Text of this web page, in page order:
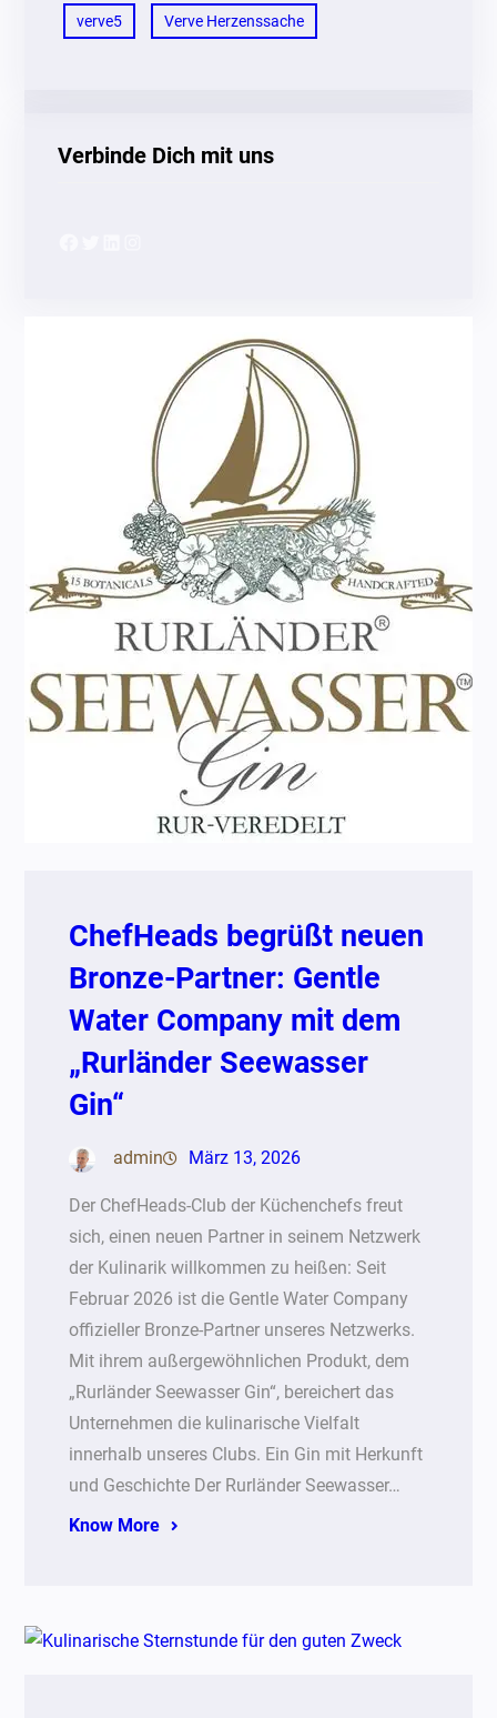
verve5 Verve Herzenssache
Verbinde Dich mit uns
ChefHeads begrüßt neuen
Bronze-Partner: Gentle
Water Company mit dem
„Rurländer Seewasser
Gin“
admin März 13, 2026
Der ChefHeads-Club der Küchenchefs freut
sich, einen neuen Partner in seinem Netzwerk
der Kulinarik willkommen zu heißen: Seit
Februar 2026 ist die Gentle Water Company
offizieller Bronze-Partner unseres Netzwerks.
Mit ihrem außergewöhnlichen Produkt, dem
„Rurländer Seewasser Gin“, bereichert das
Unternehmen die kulinarische Vielfalt
innerhalb unseres Clubs. Ein Gin mit Herkunft
und Geschichte Der Rurländer Seewasser…
Know More